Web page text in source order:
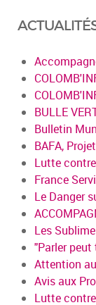
BULLE
Bulletin
BAFA,
Lutte
France
Le Danger
Les
"Parler
Attention
Avis aux
Lutte